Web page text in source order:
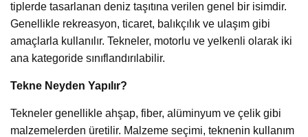
tiplerde tasarlanan deniz taşıtına verilen genel bir isimdir.
Genellikle rekreasyon, ticaret, balıkçılık ve ulaşım gibi
amaçlarla kullanılır. Tekneler, motorlu ve yelkenli olarak iki
ana kategoride sınıflandırılabilir.
Tekne Neyden Yapılır?
Tekneler genellikle ahşap, fiber, alüminyum ve çelik gibi
malzemelerden üretilir. Malzeme seçimi, teknenin kullanım